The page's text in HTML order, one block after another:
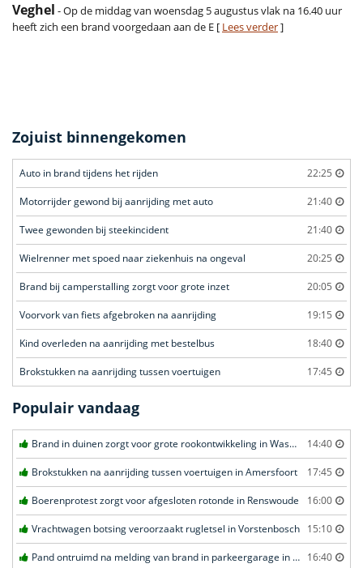
Veghel - Op de middag van woensdag 5 augustus vlak na 16.40 uur
heeft zich een brand voorgedaan aan de E [ Lees verder]
Zojuist binnengekomen
Auto in brand tijdens het rijden 22:25
Motorrijder gewond bij aanrijding met auto 21:40
Twee gewonden bij steekincident 21:40
Wielrenner met spoed naar ziekenhuis na ongeval 20:25
Brand bij camperstalling zorgt voor grote inzet 20:05
Voorvork van fiets afgebroken na aanrijding 19:15
Kind overleden na aanrijding met bestelbus 18:40
Brokstukken na aanrijding tussen voertuigen 17:45
Populair vandaag
Brand in duinen zorgt voor grote rookontwikkeling in Wassenaar 14:40
Brokstukken na aanrijding tussen voertuigen in Amersfoort 17:45
Boerenprotest zorgt voor afgesloten rotonde in Renswoude 16:00
Vrachtwagen botsing veroorzaakt rugletsel in Vorstenbosch 15:10
Pand ontruimd na melding van brand in parkeergarage in Leeuwarden 16:40